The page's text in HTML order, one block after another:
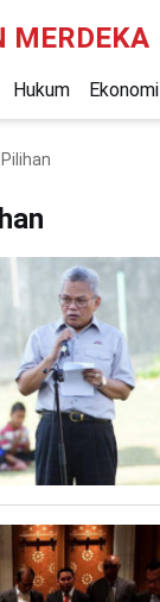
MERDEKA
Hukum Ekonomi
Pilihan